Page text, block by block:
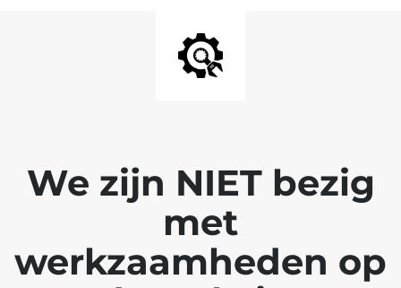
We zijn NIET bezig
met
werkzaamheden op